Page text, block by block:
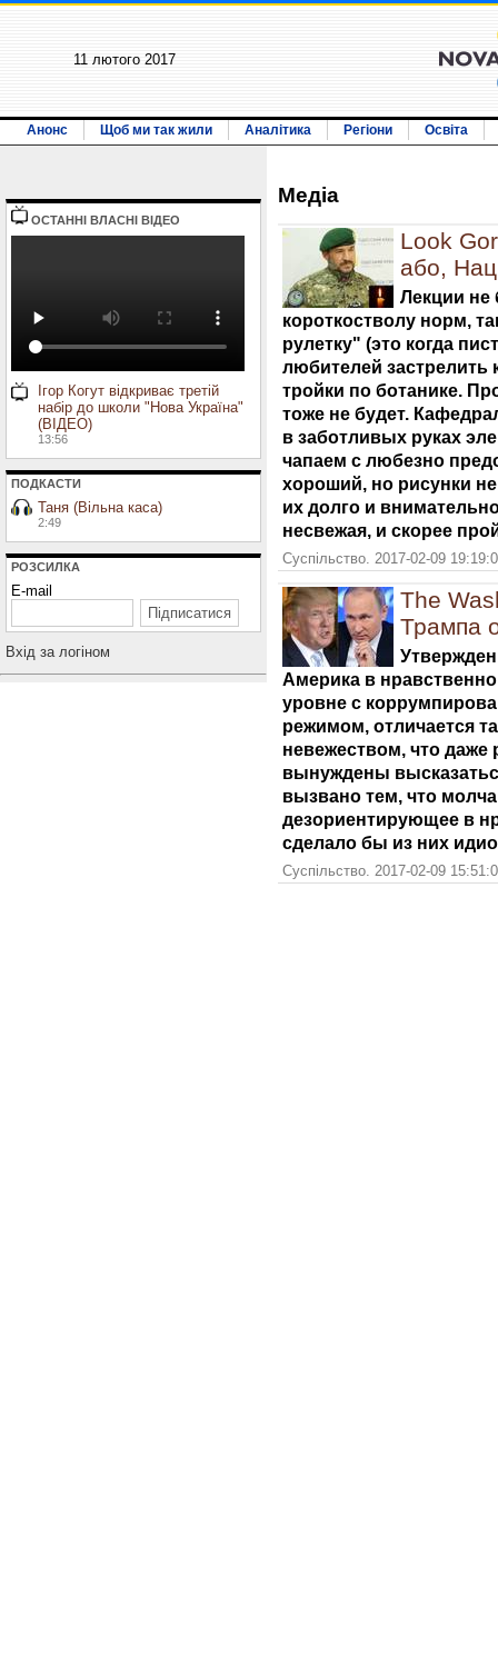
11 лютого 2017
Анонс Щоб ми так жили Аналітика Регіони Освіта
ОСТАННI ВЛАСНI ВIДЕО
Ігор Когут відкриває третій
набір до школи "Нова Україна"
(ВІДЕО)
13:56
ПОДКАСТИ
Таня (Вільна каса)
2:49
РОЗСИЛКА
E-mail
Вхiд за логiном
Медiа
Look
або,
Лекции не
короткостволу норм,
рулетку" (это когда
любителей застрелить
тройки по ботанике.
тоже не будет.
в заботливых руках
чапаем с любезно
хороший, но рисунки
их долго и
несвежая, и скорее
Суспільство. 2017-02-09
The
Трампа
Америка в
уровне с
режимом, отличается
невежеством, что
вынуждены
вызвано тем, что
дезориентирующее в
сделало бы из них
Суспільство. 2017-02-09